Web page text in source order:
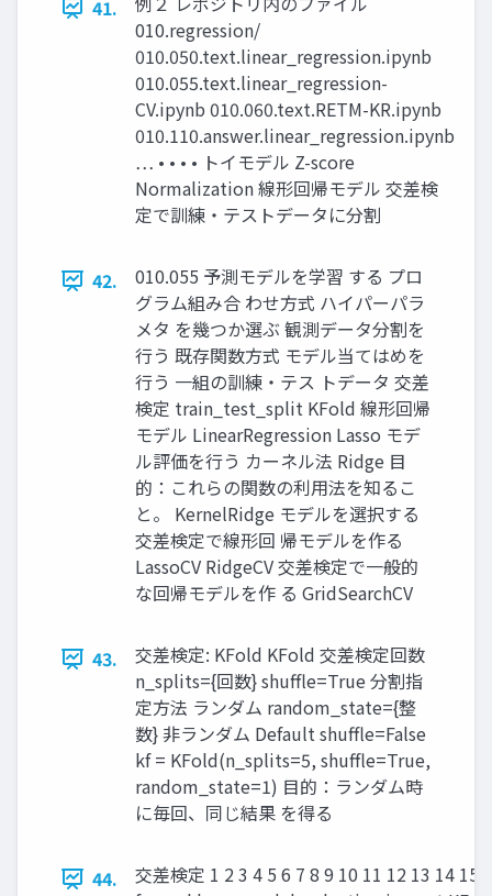
41.
010.regression/
010.050.text.linear_regression.ipynb
010.055.text.linear_regression-
CV.ipynb 010.060.text.RETM-KR.ipynb
010.110.answer.linear_regression.ipynb
… • • • • トイモデル Z-score
Normalization 線形回帰モデル 交差検
定で訓練・テストデータに分割
42.
010.055 予測モデルを学習 する プロ
グラム組み合 わせ方式 ハイパーパラ
メタ を幾つか選ぶ 観測データ分割を
行う 既存関数方式 モデル当てはめを
行う 一組の訓練・テス トデータ 交差
検定 train_test_split KFold 線形回帰
モデル LinearRegression Lasso モデ
ル評価を行う カーネル法 Ridge 目
的：これらの関数の利用法を知るこ
と。 KernelRidge モデルを選択する
交差検定で線形回 帰モデルを作る
LassoCV RidgeCV 交差検定で一般的
な回帰モデルを作 る GridSearchCV
43.
交差検定: KFold KFold 交差検定回数
n_splits={回数} shuffle=True 分割指
定方法 ランダム random_state={整
数} 非ランダム Default shuffle=False
kf = KFold(n_splits=5, shuffle=True,
random_state=1) 目的：ランダム時
に毎回、同じ結果 を得る
44.
交差検定 1 2 3 4 5 6 7 8 9 10 11 12 13 14 15